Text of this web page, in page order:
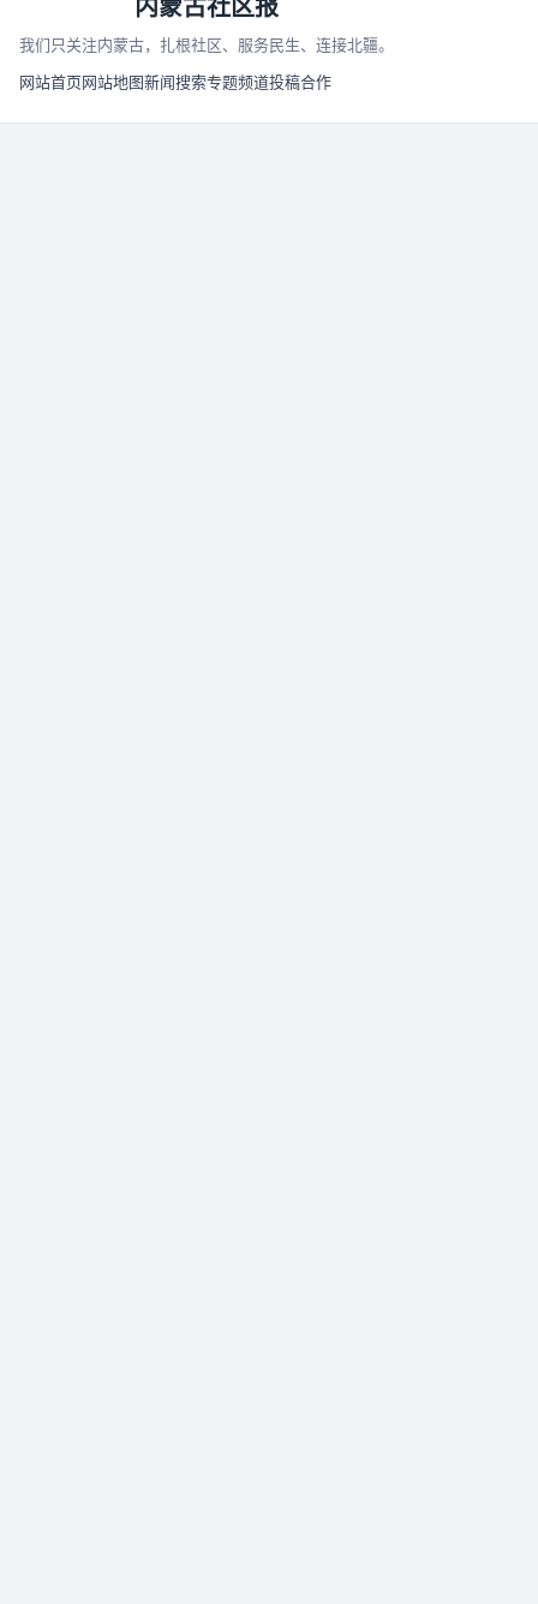
内蒙古社区报
我们只关注内蒙古，扎根社区、服务民生、连接北疆。
网站首页网站地图新闻搜索专题频道投稿合作